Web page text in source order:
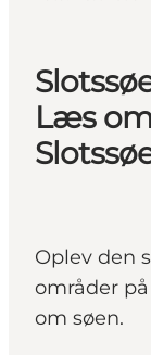
Læs
Oplev den
områder
om søen.